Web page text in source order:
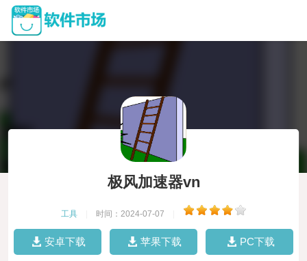
极风加速器vn
工具 时间：2024-07-07
安卓下载 苹果下载 PC下载